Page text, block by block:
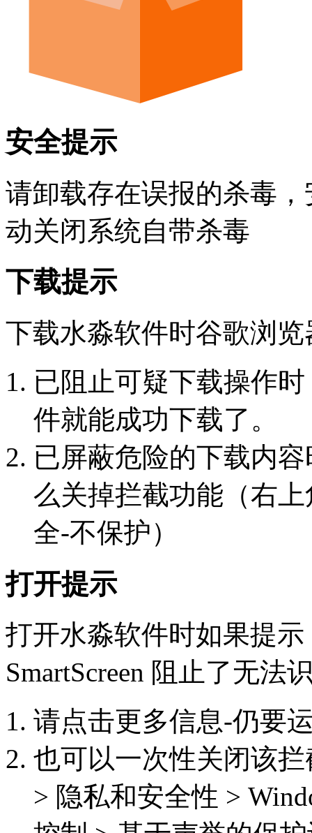
安全提示
请卸载存在误报的杀毒
动关闭系统自带杀毒
下载提示
下载水淼软件时谷歌浏
已阻止可疑下载操作
件就能成功下载了。
已屏蔽危险的下载内
么关掉拦截功能（右
全-不保护）
打开提示
打开水淼软件时如果提示
SmartScreen 阻止了无法
请点击更多信息-仍要
也可以一次性关闭该
> 隐私和安全性 >